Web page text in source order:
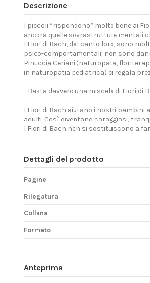
Descrizione
I piccoli “rispondono” molto bene ai
ancora quelle sovrastrutture mentali
I Fiori di Bach, dal canto loro, sono
psico-comportamentali: non sono
Pinuccia Ceriani (naturopata,
in naturopatia pediatrica) ci regala
- Basta davvero una miscela di Fiori di
I Fiori di Bach aiutano i nostri bambini
adulti. Così diventano coraggiosi,
I Fiori di Bach non si sostituiscono a
Dettagli del prodotto
Pagine
Rilegatura
Collana
Formato
Anteprima